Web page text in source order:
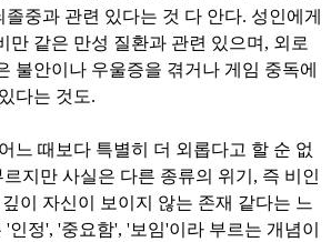
중과 관련 있다는 것 다 안다. 성인에게
만 같은 만성 질환과 관련 있으며, 외로
불안이나 우울증을 겪거나 게임 중독에
다는 것도.
느 때보다 특별히 더 외롭다고 할 순 없
지만 사실은 다른 종류의 위기, 즉 비인
이 자신이 보이지 않는 존재 같다는 느
인정', '중요함', '보임'이라 부르는 개념이